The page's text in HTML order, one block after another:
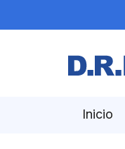
Inicio